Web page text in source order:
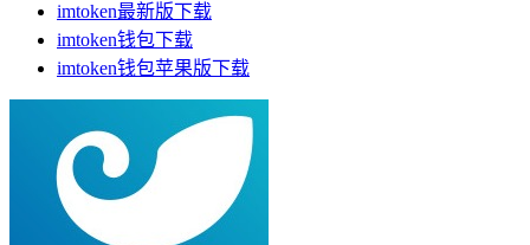
imtoken最新版下载
imtoken钱包下载
imtoken钱包苹果版下载